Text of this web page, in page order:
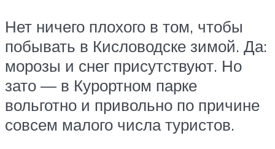
Нет ничего плохого в том, чтобы
побывать в Кисловодске зимой. Да:
морозы и снег присутствуют. Но
зато — в Курортном парке
вольготно и привольно по причине
совсем малого числа туристов.